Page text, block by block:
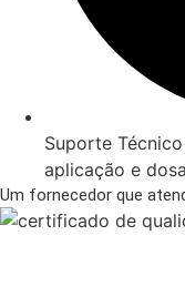
Suporte
aplicação e
Um fornecedor que